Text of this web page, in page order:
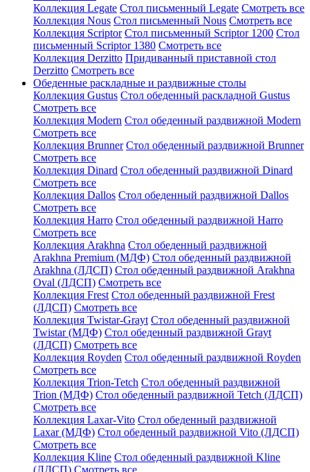
Коллекция Legate Стол письменный Legate Смотреть все
Коллекция Nous Стол письменный Nous Смотреть все
Коллекция Scriptor Стол письменный Scriptor 1200 Стол
письменный Scriptor 1380 Смотреть все
Коллекция Derzitto Придиванный приставной стол
Derzitto Смотреть все
Обеденные раскладные и раздвижные столы
Коллекция Gustus Стол обеденный раскладной Gustus
Смотреть все
Коллекция Modern Стол обеденный раздвижной Modern
Смотреть все
Коллекция Brunner Стол обеденный раздвижной Brunner
Смотреть все
Коллекция Dinard Стол обеденный раздвижной Dinard
Смотреть все
Коллекция Dallos Стол обеденный раздвижной Dallos
Смотреть все
Коллекция Harro Стол обеденный раздвижной Harro
Смотреть все
Коллекция Arakhna Стол обеденный раздвижной
Arakhna Premium (МДФ) Стол обеденный раздвижной
Arakhna (ЛДСП) Стол обеденный раздвижной Arakhna
Oval (ЛДСП) Смотреть все
Коллекция Frest Стол обеденный раздвижной Frest
(ЛДСП) Смотреть все
Коллекция Twistar-Grayt Стол обеденный раздвижной
Twistar (МДФ) Стол обеденный раздвижной Grayt
(ЛДСП) Смотреть все
Коллекция Royden Стол обеденный раздвижной Royden
Смотреть все
Коллекция Trion-Tetch Стол обеденный раздвижной
Trion (МДФ) Стол обеденный раздвижной Tetch (ЛДСП)
Смотреть все
Коллекция Laxar-Vito Стол обеденный раздвижной
Laxar (МДФ) Стол обеденный раздвижной Vito (ЛДСП)
Смотреть все
Коллекция Kline Стол обеденный раздвижной Kline
(ЛДСП) Смотреть все